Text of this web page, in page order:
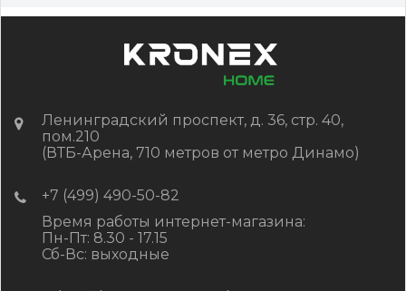
Ленинградский проспект, д. 36, стр. 40,
пом.210
(ВТБ-Арена, 710 метров от метро Динамо)
+7 (499) 490-50-82
Время работы интернет-магазина:
Пн-Пт: 8.30 - 17.15
Сб-Вс: выходные